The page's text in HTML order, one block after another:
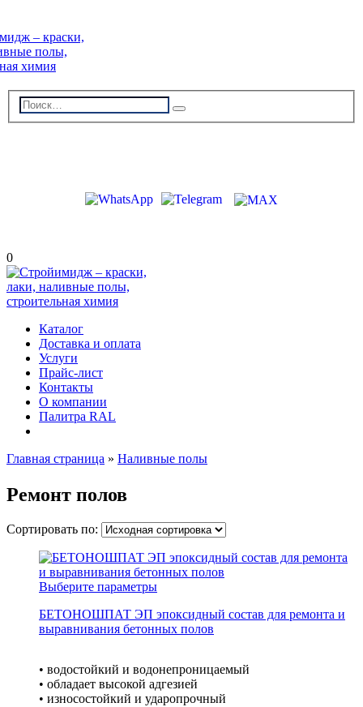
0
Каталог
Доставка и оплата
Услуги
Прайс-лист
Контакты
О компании
Палитра RAL
Главная страница » Наливные полы
Ремонт полов
Сортировать по:
Выберите параметры
БЕТОНОШПАТ ЭП эпоксидный состав для ремонта и
выравнивания бетонных полов
• водостойкий и водонепроницаемый
• обладает высокой адгезией
• износостойкий и ударопрочный